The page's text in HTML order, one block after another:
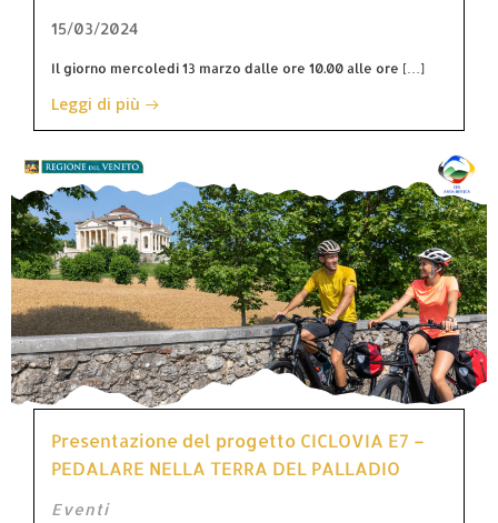
15/03/2024
Il giorno mercoledì 13 marzo dalle ore 10.00 alle ore […]
Leggi di più
Presentazione del progetto CICLOVIA E7 –
PEDALARE NELLA TERRA DEL PALLADIO
Eventi